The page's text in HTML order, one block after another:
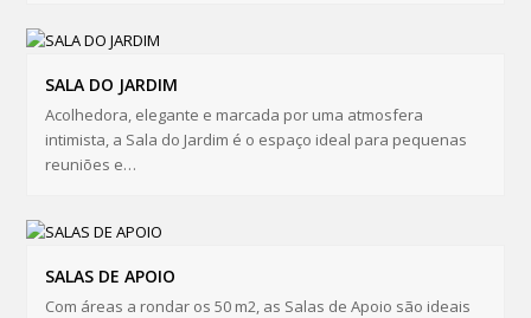
SALA DO JARDIM
Acolhedora, elegante e marcada por uma atmosfera
intimista, a Sala do Jardim é o espaço ideal para pequenas
reuniões e…
SALAS DE APOIO
Com áreas a rondar os 50 m2, as Salas de Apoio são ideais